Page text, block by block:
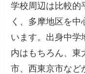
学校周辺は比較的
く、多摩地区を
います。出身中学
内はもちろん、東
市、西東京市など